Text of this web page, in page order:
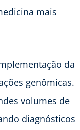
mais
da
genômicas.
volumes de
diagnósticos